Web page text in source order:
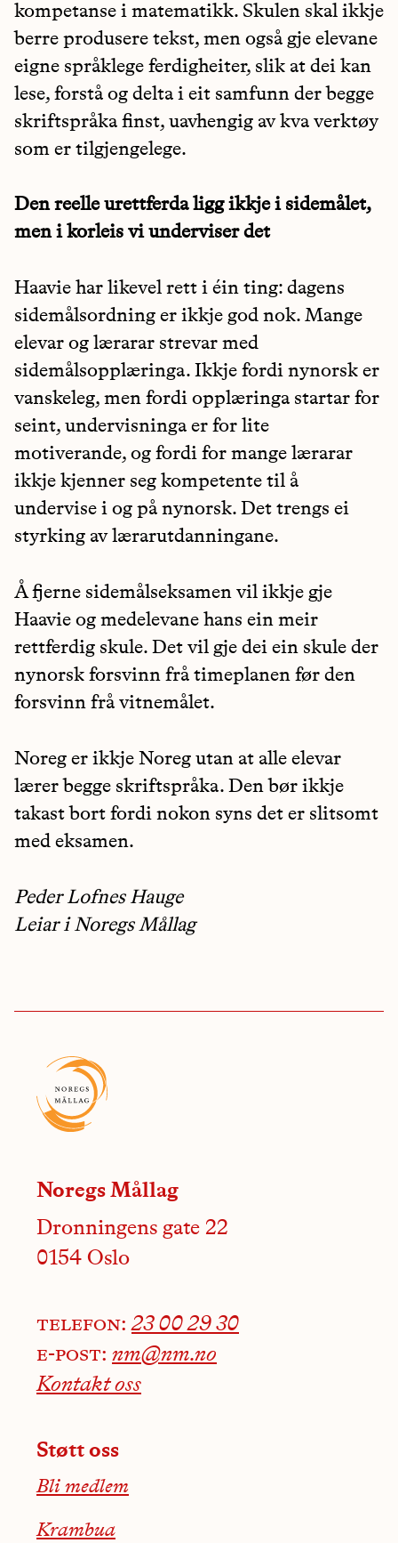
kompetanse i matematikk. Skulen skal ikkje
berre produsere tekst, men også gje elevane
eigne språklege ferdigheiter, slik at dei kan
lese, forstå og delta i eit samfunn der begge
skriftspråka finst, uavhengig av kva verktøy
som er tilgjengelege.
Den reelle urettferda ligg ikkje i sidemålet,
men i korleis vi underviser det
Haavie har likevel rett i éin ting: dagens
sidemålsordning er ikkje god nok. Mange
elevar og lærarar strevar med
sidemålsopplæringa. Ikkje fordi nynorsk er
vanskeleg, men fordi opplæringa startar for
seint, undervisninga er for lite
motiverande, og fordi for mange lærarar
ikkje kjenner seg kompetente til å
undervise i og på nynorsk. Det trengs ei
styrking av lærarutdanningane.
Å fjerne sidemålseksamen vil ikkje gje
Haavie og medelevane hans ein meir
rettferdig skule. Det vil gje dei ein skule der
nynorsk forsvinn frå timeplanen før den
forsvinn frå vitnemålet.
Noreg er ikkje Noreg utan at alle elevar
lærer begge skriftspråka. Den bør ikkje
takast bort fordi nokon syns det er slitsomt
med eksamen.
Peder Lofnes Hauge
Leiar i Noregs Mållag
Noregs Mållag
Dronningens gate 22
0154 Oslo
telefon:23 00 29 30
e-post: nm@nm.no
Kontakt oss
Støtt oss
Bli medlem
Krambua